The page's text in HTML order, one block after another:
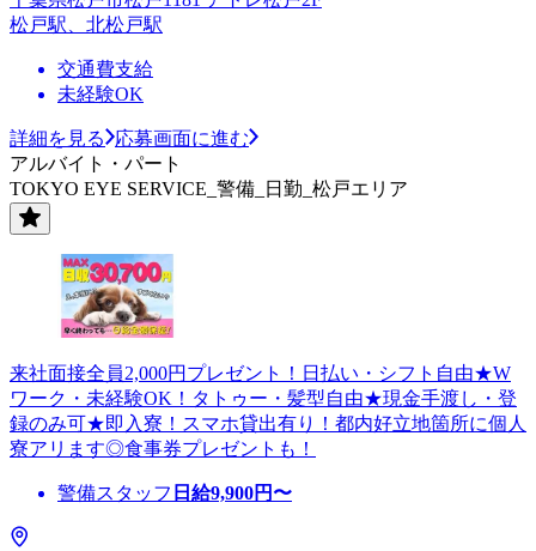
松戸駅、北松戸駅
交通費支給
未経験OK
詳細を見る
応募画面に進む
アルバイト・パート
TOKYO EYE SERVICE_警備_日勤_松戸エリア
来社面接全員2,000円プレゼント！日払い・シフト自由★W
ワーク・未経験OK！タトゥー・髪型自由★現金手渡し・登
録のみ可★即入寮！スマホ貸出有り！都内好立地箇所に個人
寮アリます◎食事券プレゼントも！
警備スタッフ 日給9,900円〜